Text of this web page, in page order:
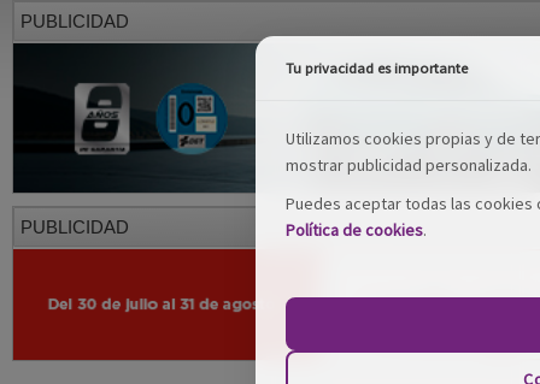
PUBLICIDAD
PUBLICIDAD
Tu privacidad es importante
Utilizamos cookies propias y de
mostrar publicidad personalizada.
Puedes aceptar todas las
Política de cookies.